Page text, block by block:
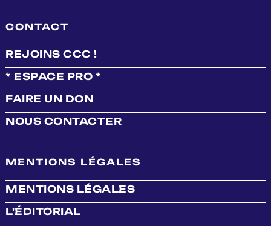
CONTACT
REJOINS CCC !
* ESPACE PRO *
FAIRE UN DON
NOUS CONTACTER
MENTIONS LÉGALES
MENTIONS LÉGALES
L'ÉDITORIAL